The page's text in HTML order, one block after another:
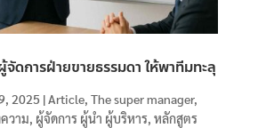
ดการฝ่ายขายธรรมดา ให้พาทีมทะลุ
2025|Article, The super manager,
วาม, ผู้จัดการ ผู้นำ ผู้บริหาร, หลักสูตร